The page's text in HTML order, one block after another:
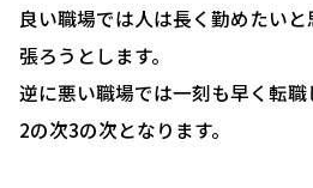
採用コンサルティング
人事評価制度について
確定拠出型年金について
良い職場では人は長く勤めたい
張ろうとします。
逆に悪い職場では一刻も早く転
2の次3の次となります。